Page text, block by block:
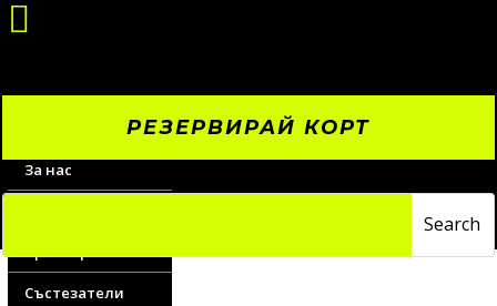

За нас
Треньори
Състезатели
РЕЗЕРВИРАЙ КОРТ